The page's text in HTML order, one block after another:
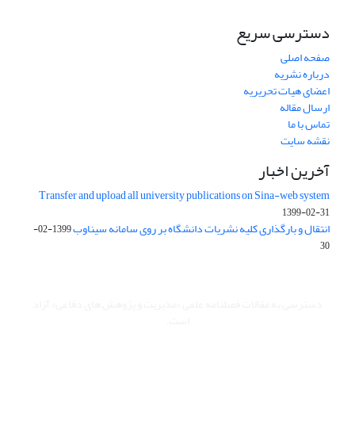
دسترسی سریع
صفحه اصلی
درباره نشریه
اعضای هیات تحریریه
ارسال مقاله
تماس با ما
نقشه سایت
آخرین اخبار
Transfer and upload all university publications on Sina-web system
1399-02-31
انتقال و بارگذاری کلیه نشریات دانشگاه بر روی سامانه سیناوب
1399-02-
30